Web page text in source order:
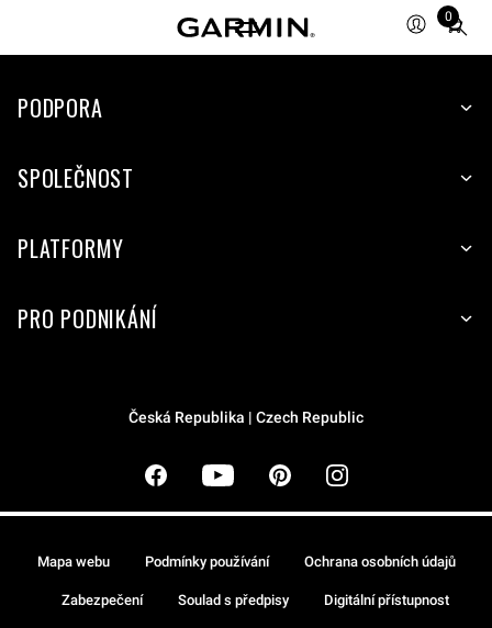
0
Total
PODPORA
SPOLEČNOST
PLATFORMY
PRO PODNIKÁNÍ
Česká Republika | Czech Republic
Mapa webu Podmínky používání Ochrana osobních údajů
Zabezpečení Soulad s předpisy Digitální přístupnost